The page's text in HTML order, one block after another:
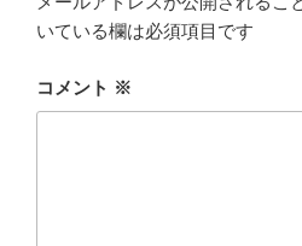
いている欄は必須項目です
コメント ※